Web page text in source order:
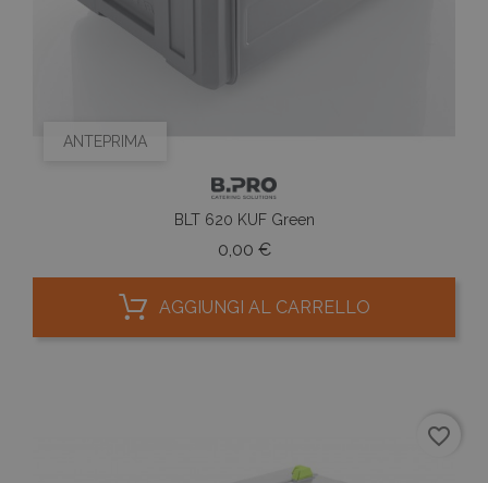
ANTEPRIMA
BLT 620 KUF Green
0,00 €Prezzo
AGGIUNGI AL CARRELLO
favorite_border